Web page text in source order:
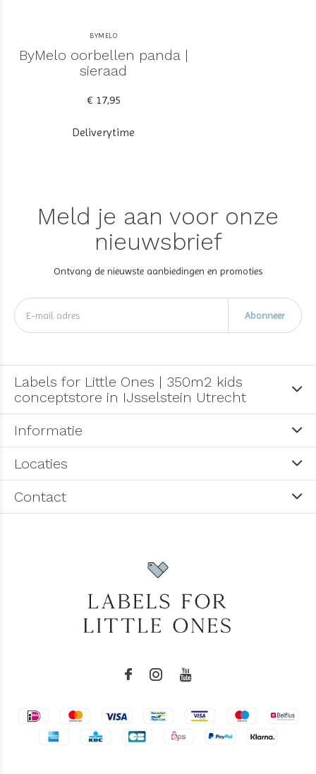
BYMELO
ByMelo oorbellen panda |
sieraad
€ 17,95
Deliverytime
Meld je aan voor onze
nieuwsbrief
Ontvang de nieuwste aanbiedingen en promoties
Abonneer
Labels for Little Ones | 350m2 kids
conceptstore in IJsselstein Utrecht
Informatie
Locaties
Contact